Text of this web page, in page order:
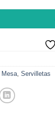
Mesa, Servilletas